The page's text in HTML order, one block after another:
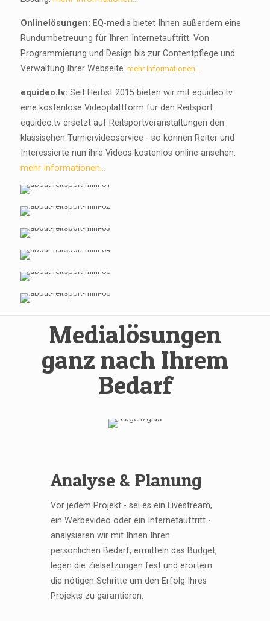
Onlinelösungen: EQ-media bietet Ihnen außerdem eine
Rundumbetreuung für Ihren Internetauftritt. Von
Programmierung und Design bis zur Contentpflege und
Verwaltung Ihrer Webseite. mehr Informationen...
equideo.tv: Seit Herbst 2015 bieten wir mit equideo.tv
eine kostenlose Videoplattform für den Reitsport.
equideo.tv ersetzt auf Reitsportveranstaltungen den
klassischen Turniervideoservice - so können Reiter und
Interessierte nun ihre Videos kostenlos online ansehen.
mehr Informationen...
Medialösungen
ganz nach Ihrem
Bedarf
Analyse & Planung
Vor jedem Projekt - sei es ein Livestream,
ein Werbevideo oder ein Internetauftritt -
analysieren wir mit Ihnen Ihren
persönlichen Bedarf, ermitteln das Budget,
legen die Zielsetzungen fest und erörtern
die nötigen Schritte um den Erfolg Ihres
Projekts zu garantieren.